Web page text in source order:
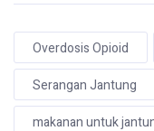
Overdosis Opioid
Serangan Jantung
makanan untuk